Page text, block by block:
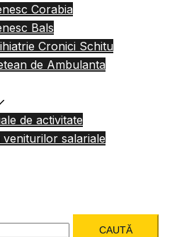
Corabia
Bals
Cronici Schitu
de Ambulanta
de activitate
salariale